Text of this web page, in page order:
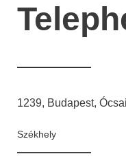
1239, Budapest,
Székhely